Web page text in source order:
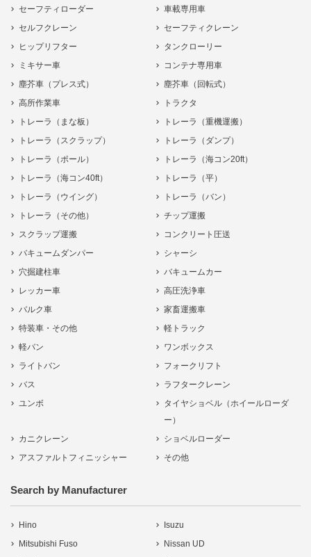
セーフティローダー
車載専用車
セルフクレーン
セーフティクレーン
ヒップリフター
タンクローリー
ミキサー車
コンテナ専用車
塵芥車（プレス式）
塵芥車（回転式）
高所作業車
トラクタ
トレーラ（まな板）
トレーラ（重機運搬）
トレーラ（スクラップ）
トレーラ（ダンプ）
トレーラ（ポール）
トレーラ（海コン20ft）
トレーラ（海コン40ft）
トレーラ（平）
トレーラ（ウイング）
トレーラ（バン）
トレーラ（その他）
チップ運搬
スクラップ運搬
コンクリート圧送
バキュームダンパー
シャーシ
穴掘建柱車
バキュームカー
レッカー車
高圧洗浄車
バルク車
家畜運搬車
特装車・その他
軽トラック
軽バン
ワンボックス
ライトバン
フォークリフト
バス
ラフタークレーン
ユンボ
タイヤショベル（ホイールローダ
ー）
カニクレーン
ショベルローダー
アスファルトフィニッシャー
その他
Search by Manufacturer
Hino
Isuzu
Mitsubishi Fuso
Nissan UD